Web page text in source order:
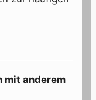
mit anderem